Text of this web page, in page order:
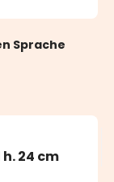
Sprache
24 cm